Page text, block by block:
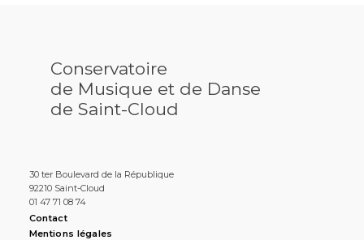
Conservatoire
de Musique et de Danse
de Saint-Cloud
30 ter Boulevard de la République
92210 Saint-Cloud
01 47 71 08 74
Contact
Mentions légales